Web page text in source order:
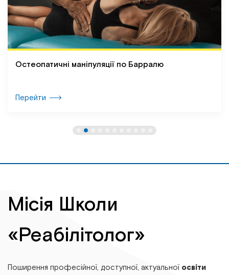
Остеопатичні маніпуляції по Барралю
Перейти
Місія Школи
«Реабілітолог»
Поширення професійної, доступної, актуальної освіти